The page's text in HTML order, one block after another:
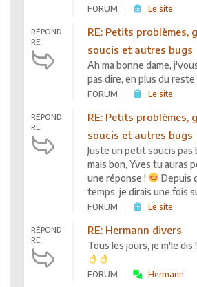
FORUM Le site
RÉPOND
RE
RE: Petits problèmes,
soucis et autres bugs
Ah ma bonne dame,
pas dire, en plus du reste
FORUM Le site
RÉPOND
RE
RE: Petits problèmes,
soucis et autres bugs
Juste un petit soucis pas
mais bon, Yves tu auras
une réponse !
Depuis
temps, je dirais une fois
FORUM Le site
RÉPOND
RE
RE: Hermann divers
Tous les jours, je m'le dis !
FORUM Hermann